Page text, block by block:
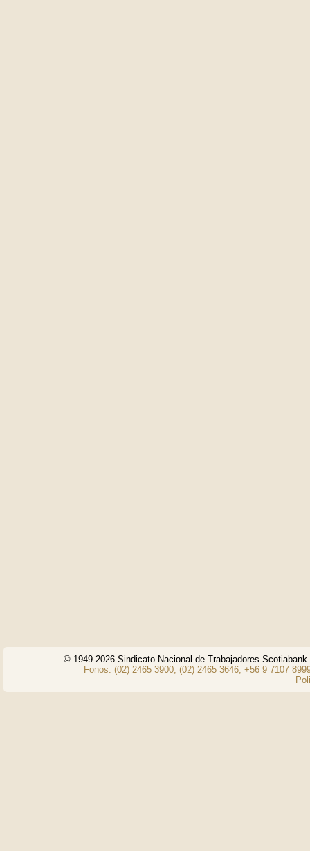
© 1949-2026 Sindicato Nacional de Trabajadores
Fonos: (02) 2465 3900, (02) 2465 3646, +56 9 7107